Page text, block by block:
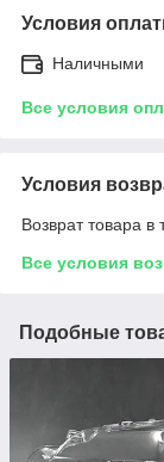
Условия
Наличными
Все условия
Условия
Возврат товара в
Все условия
Подобные